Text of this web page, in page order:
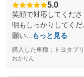
5.0
笑顔で対応してくだ
明もしっかりしてく
願い...
もっと見る
購入した車種：トヨタプ
おかりん